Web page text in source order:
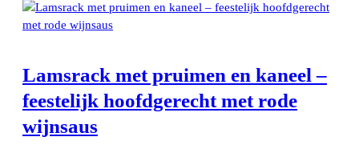
Lamsrack met pruimen en kaneel –
feestelijk hoofdgerecht met rode
wijnsaus